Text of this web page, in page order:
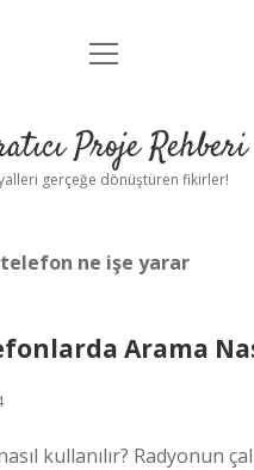
Anasayfa
Yasal Uyarı
menüyü
Proje Rehberi
gerçeğe dönüştüren fikirler!
ne işe yarar
Arama
kullanılır? Radyonun